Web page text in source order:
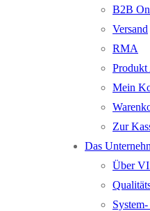
B2B
Versand
RMA
Produkt
Mein
Zur
Das
Über